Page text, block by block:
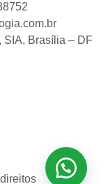
SIA, Brasília – DF